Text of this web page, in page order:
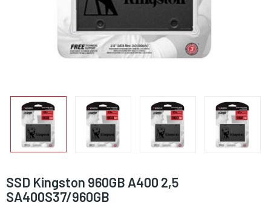
SSD Kingston 960GB A400 2,5
SA400S37/960GB